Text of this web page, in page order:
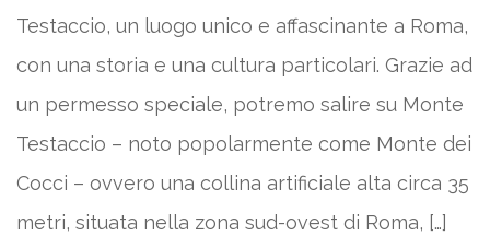
Testaccio, un luogo unico e affascinante a Roma,
con una storia e una cultura particolari. Grazie ad
un permesso speciale, potremo salire su Monte
Testaccio – noto popolarmente come Monte dei
Cocci – ovvero una collina artificiale alta circa 35
metri, situata nella zona sud-ovest di Roma, […]